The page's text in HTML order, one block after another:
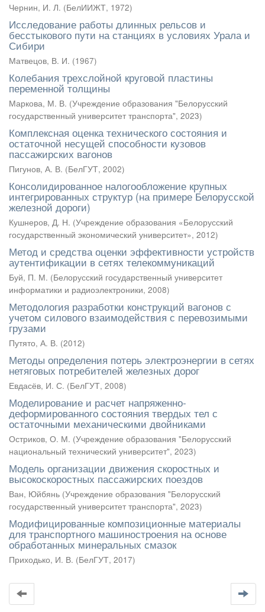
Чернин, И. Л. (БелИИЖТ, 1972)
Исследование работы длинных рельсов и
бесстыкового пути на станциях в условиях Урала и
Сибири
Матвецов, В. И. (1967)
Колебания трехслойной круговой пластины
переменной толщины
Маркова, М. В. (Учреждение образования "Белорусский
государственный университет транспорта", 2023)
Комплексная оценка технического состояния и
остаточной несущей способности кузовов
пассажирских вагонов
Пигунов, А. В. (БелГУТ, 2002)
Консолидированное налогообложение крупных
интегрированных структур (на примере Белорусской
железной дороги)
Кушнеров, Д. Н. (Учреждение образования «Белорусский
государственный экономический университет», 2012)
Метод и средства оценки эффективности устройств
аутентификации в сетях телекоммуникаций
Буй, П. М. (Белорусский государственный университет
информатики и радиоэлектроники, 2008)
Методология разработки конструкций вагонов с
учетом силового взаимодействия с перевозимыми
грузами
Путято, А. В. (2012)
Методы определения потерь электроэнергии в сетях
нетяговых потребителей железных дорог
Евдасёв, И. С. (БелГУТ, 2008)
Моделирование и расчет напряженно-
деформированного состояния твердых тел с
остаточными механическими двойниками
Остриков, О. М. (Учреждение образования "Белорусский
национальный технический университет", 2023)
Модель организации движения скоростных и
высокоскоростных пассажирских поездов
Ван, Юйбянь (Учреждение образования "Белорусский
государственный университет транспорта", 2023)
Модифицированные композиционные материалы
для транспортного машиностроения на основе
обработанных минеральных смазок
Приходько, И. В. (БелГУТ, 2017)